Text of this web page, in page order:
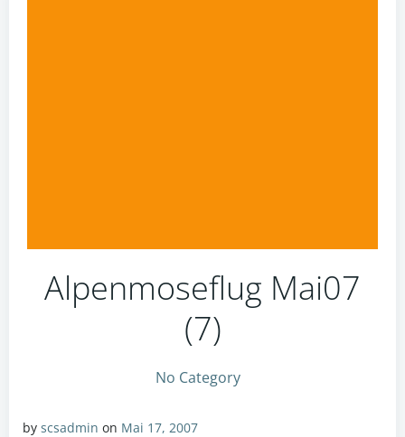
Alpenmoseflug Mai07
(7)
No Category
by scsadmin on Mai 17, 2007